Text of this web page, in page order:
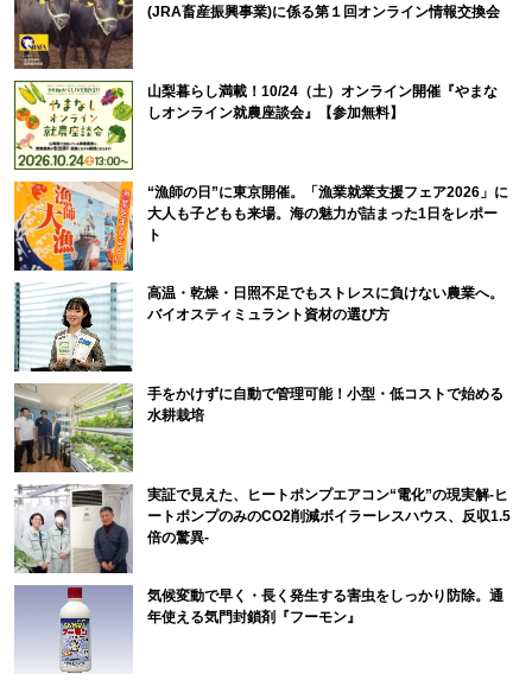
(JRA畜産振興事業)に係る第１回オンライン情報交換会
山梨暮らし満載！10/24（土）オンライン開催『やまな
しオンライン就農座談会』【参加無料】
“漁師の日”に東京開催。「漁業就業支援フェア2026」に
大人も子どもも来場。海の魅力が詰まった1日をレポー
ト
高温・乾燥・日照不足でもストレスに負けない農業へ。
バイオスティミュラント資材の選び方
手をかけずに自動で管理可能！小型・低コストで始める
水耕栽培
実証で見えた、ヒートポンプエアコン“電化”の現実解-ヒ
ートポンプのみのCO2削減ボイラーレスハウス、反収1.5
倍の驚異-
気候変動で早く・長く発生する害虫をしっかり防除。通
年使える気門封鎖剤『フーモン』